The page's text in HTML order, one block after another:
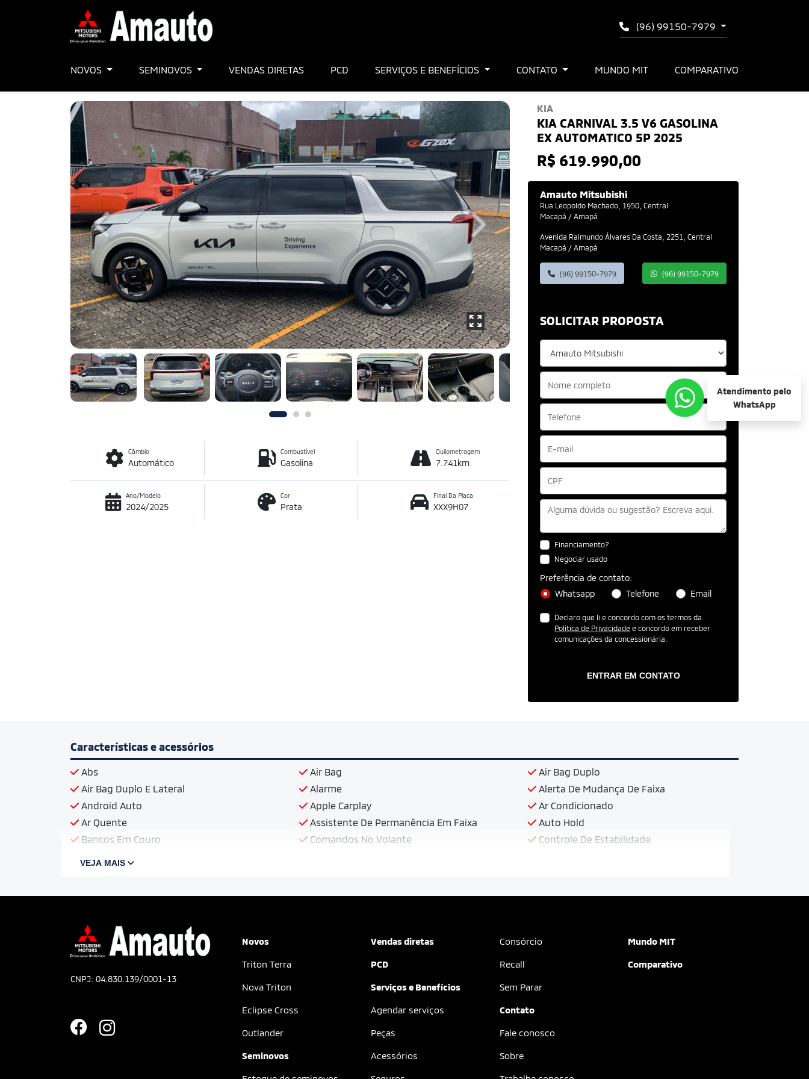
(96) 99150-7979
NOVOS SEMINOVOS VENDAS DIRETAS PCD SERVIÇOS E BENEFÍCIOS CONTATO MUNDO MIT COMPARATIVO
KIA
KIA CARNIVAL 3.5 V6 GASOLINA
EX AUTOMATICO 5P 2025
R$ 619.990,00
Amauto Mitsubishi
Rua Leopoldo Machado, 1950, Central
Macapá / Amapá
Avenida Raimundo Álvares Da Costa, 2251, Central
Macapá / Amapá
(96) 99150-7979 (96) 99150-7979
SOLICITAR PROPOSTA
Financiamento?
Negociar usado
Preferência de contato:
Whatsapp
Telefone Email
Declaro que li e concordo com os termos da
Política de Privacidade e concordo em receber
comunicações da concessionária.
ENTRAR EM CONTATO
Previous Next
Câmbio
Automático
Combustível
Gasolina
Quilometragem
7.741km
Ano/Modelo
2024/2025
Cor
Prata
Final Da Placa
XXX9H07
Características e acessórios
Abs Air Bag
Air Bag Duplo
Air Bag Duplo E Lateral
Alarme
Alerta De Mudança De Faixa
Android Auto
Apple Carplay
Ar Condicionado
Ar Quente
Assistente De Permanência Em Faixa
Auto Hold
Bancos Em Couro
Comandos No Volante Controle De Estabilidade
VEJA MAIS
CNPJ: 04.830.139/0001-13
Novos
Triton Terra
Nova Triton
Eclipse Cross
Outlander
Seminovos
Vendas diretas
PCD
Serviços e Benefícios
Agendar serviços
Peças
Acessórios
Consórcio
Recall
Sem Parar
Contato
Fale conosco
Sobre
Mundo MIT
Comparativo
Atendimento pelo
WhatsApp